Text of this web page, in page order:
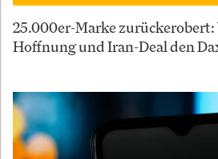
25.000er-Marke
Hoffnung und Iran-Deal den